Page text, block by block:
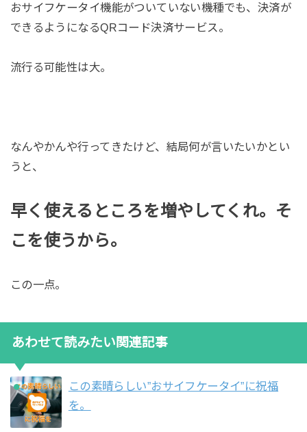
おサイフケータイ機能がついていない機種でも、決済が
できるようになるQRコード決済サービス。
流行る可能性は大。
なんやかんや行ってきたけど、結局何が言いたいかとい
うと、
早く使えるところを増やしてくれ。そ
こを使うから。
この一点。
あわせて読みたい関連記事
この素晴らしい”おサイフケータイ”に祝福
を。